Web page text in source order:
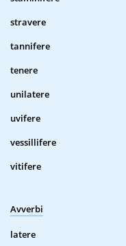
stravere
tannifere
tenere
unilatere
uvifere
vessillifere
vitifere
Avverbi
latere